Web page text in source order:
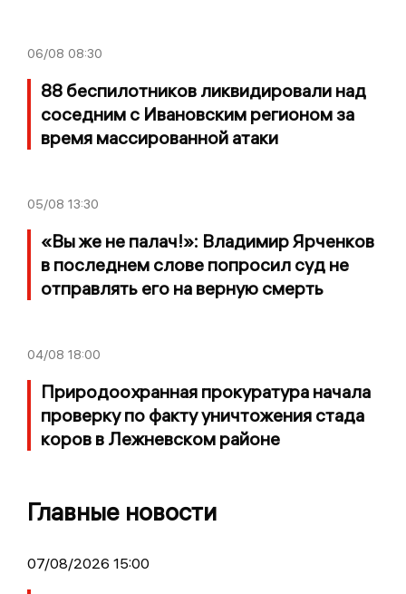
06/08 08:30
88 беспилотников ликвидировали над
соседним с Ивановским регионом за
время массированной атаки
05/08 13:30
«Вы же не палач!»: Владимир Ярченков
в последнем слове попросил суд не
отправлять его на верную смерть
04/08 18:00
Природоохранная прокуратура начала
проверку по факту уничтожения стада
коров в Лежневском районе
Главные новости
07/08/2026 15:00